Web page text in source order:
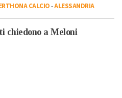
CALCIO-ALESSANDRIA
chiedono a Meloni